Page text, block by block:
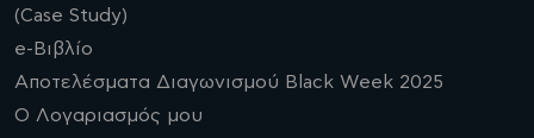
(Case Study)
e-Βιβλίο
Αποτελέσματα Διαγωνισμού Black Week 2025
Ο Λογαριασμός μου